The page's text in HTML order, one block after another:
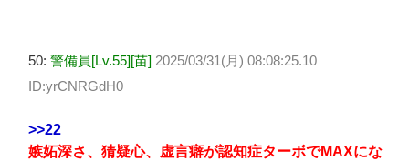
50: 警備員[Lv.55][苗] 2025/03/31(月) 08:08:25.10
ID:yrCNRGdH0
>>22
嫉妬深さ、猜疑心、虚言癖が認知症ターボでMAXにな